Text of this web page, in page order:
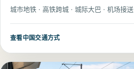
城市地铁 · 高铁跨城 · 城际大巴 · 机场接送
查看中国交通方式